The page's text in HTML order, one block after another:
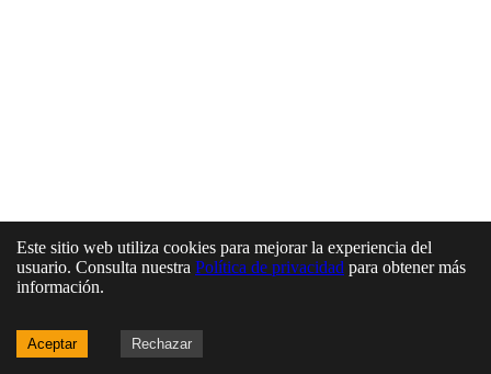
Este sitio web utiliza cookies para mejorar la experiencia del
usuario. Consulta nuestra Política de privacidad para obtener más
información.
Aceptar Rechazar